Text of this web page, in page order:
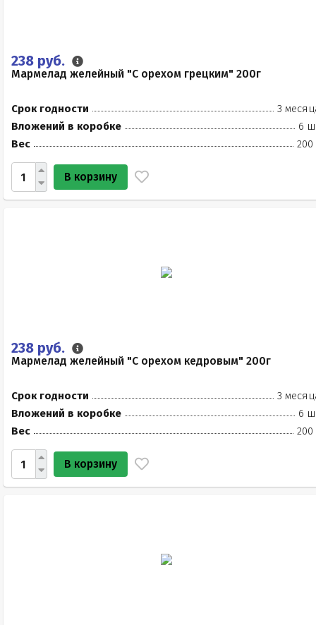
238 руб.
Мармелад желейный "С орехом грецким" 200г
Срок годности
3
Вложений в коробке
6
Вес
200
В корзину
238 руб.
Мармелад желейный "С орехом кедровым" 200г
Срок годности
3
Вложений в коробке
6
Вес
200
В корзину